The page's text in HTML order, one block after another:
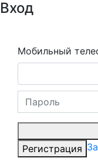
Вход
Мобильный
Регистрация